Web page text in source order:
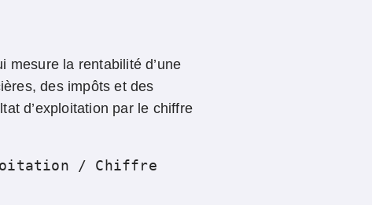
mesure la rentabilité d’une
des impôts et des
d’exploitation par le chiffre
/ Chiffre